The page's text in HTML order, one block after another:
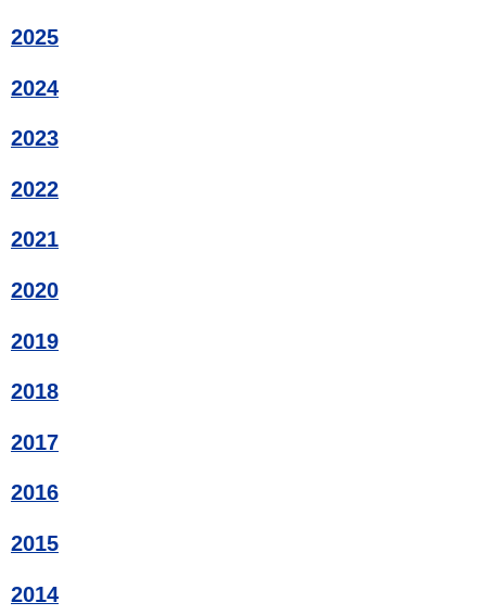
2025
2024
2023
2022
2021
2020
2019
2018
2017
2016
2015
2014